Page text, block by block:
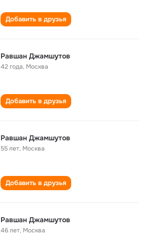
Добавить в друзья
Равшан Джамшутов
42 года, Москва
Добавить в друзья
Равшан Джамшутов
55 лет, Москва
Добавить в друзья
Равшан Джамшутов
46 лет, Москва